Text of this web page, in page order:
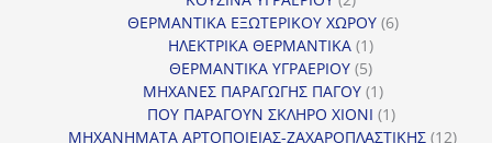
προϊόντα
ΘΕΡΜΑΝΤΙΚΑ ΕΞΩΤΕΡΙΚΟΥ ΧΩΡΟΥ 66
ΗΛΕΚΤΡΙΚΑ ΘΕΡΜΑΝΤΙΚΑ 11
προϊόν
ΘΕΡΜΑΝΤΙΚΑ ΥΓΡΑΕΡΙΟΥ 55
προϊόντα
ΜΗΧΑΝΕΣ ΠΑΡΑΓΩΓΗΣ ΠΑΓΟΥ 11
προϊόν
ΠΟΥ ΠΑΡΑΓΟΥΝ ΣΚΛΗΡΟ ΧΙΟΝΙ 11
προϊόν
ΜΗΧΑΝΗΜΑΤΑ ΑΡΤΟΠΟΙΕΙΑΣ-ΖΑΧΑΡΟΠΛΑΣΤΙΚΗΣ 1212